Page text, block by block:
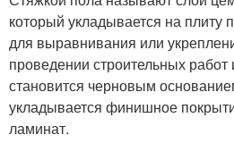
который укладывается на плиту
для выравнивания или
проведении строительных
становится черновым
укладывается финишное
ламинат.